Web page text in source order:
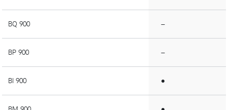
BQ 900 −
BP 900 −
BI 900 ●